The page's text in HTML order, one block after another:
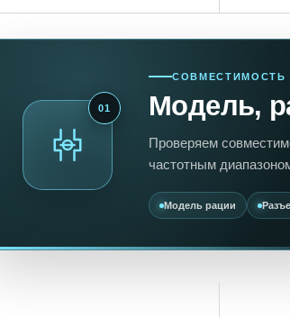
01
СОВМЕСТИМОСТЬ
Модель,
Проверяем
частотным
Модель рации